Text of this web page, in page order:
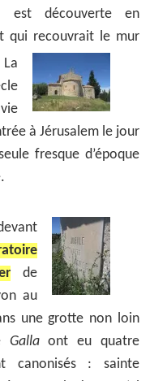
est découverte en
qui recouvrait le mur
à Jérusalem le jour
fresque d’époque
de
au
une grotte non loin
Gallaont eu quatre
canonisés : sainte